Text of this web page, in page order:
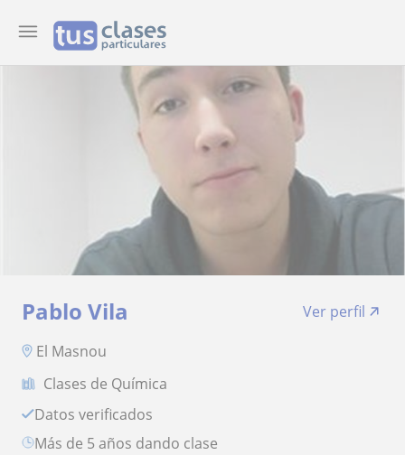
Pablo Vila
Ver perfil
El Masnou
Clases de Química
Datos verificados
más de 5 años dando clase